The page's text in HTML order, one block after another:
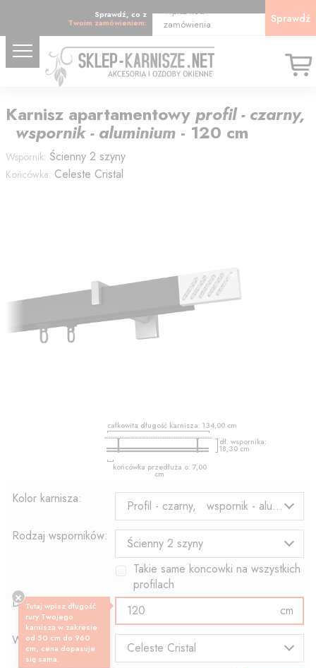
Sprawdź, co z
Twoim zamówieniem:
Wpisz kod
zamówienia
Sprawdź
Karnisz apartamentowy profil - czarny,
wspornik - aluminium - 120 cm
Wspornik: Ścienny 2 szyny
Końcówka: Celeste Cristal
całkowita długość karnisza: 134,00cm
dł. wspornika:
18,30cm
końcówka przedłuża o: 7,00
cm
Kolor karnisza:
Profil - czarny, wspornik - aluminium
Rodzaj wsporników:
Ścienny 2 szyny
Takie same koncowki na wszystkich
profilach
Długość profilu:
cm
Wzór końcówki:
Celeste Cristal
Tutaj wpisz długość
rury Twojego
karnisza w zakresie
od 50 cm do 960
cm, cena dopasuje
się sama.